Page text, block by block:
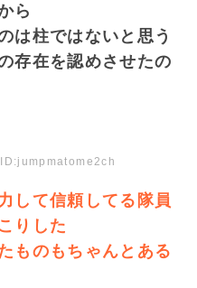
ら
は柱ではないと思う
存在を認めさせたの
ID:jumpmatome2ch
して信頼してる隊員
りした
ものもちゃんとある